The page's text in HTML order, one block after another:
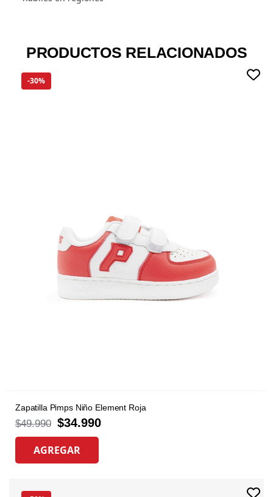
PRODUCTOS RELACIONADOS
-30%
Zapatilla Pimps Niño Element Roja
$49.990 $34.990
AGREGAR